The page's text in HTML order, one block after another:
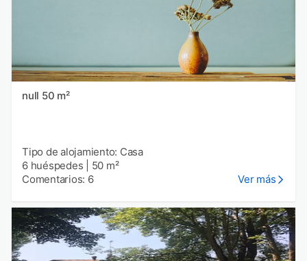
null 50 m²
Tipo de alojamiento: Casa
6 huéspedes
50 m²
Comentarios: 6
Ver más